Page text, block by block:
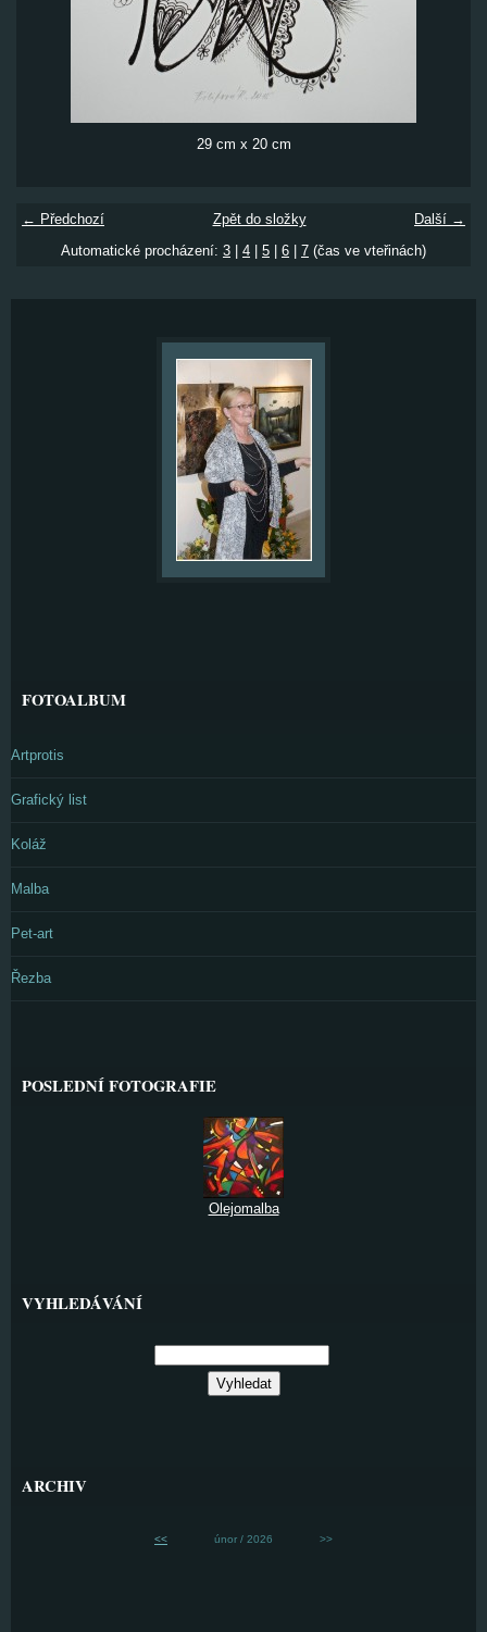
29 cm x 20 cm
← Předchozí Další →
Zpět do složky
Automatické procházení: 3 4 5 6 7 (čas ve vteřinách)
FOTOALBUM
Artprotis
Grafický list
Koláž
Malba
Pet-art
Řezba
POSLEDNÍ FOTOGRAFIE
Olejomalba
VYHLEDÁVÁNÍ
ARCHIV
<< únor / 2026 >>